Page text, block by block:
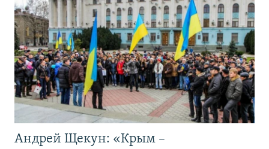
Андрей Щекун: «Крым –